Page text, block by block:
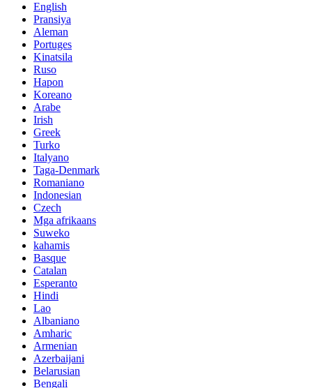
English
Pransiya
Aleman
Portuges
Kinatsila
Ruso
Hapon
Koreano
Arabe
Irish
Greek
Turko
Italyano
Taga-Denmark
Romaniano
Indonesian
Czech
Mga afrikaans
Suweko
kahamis
Basque
Catalan
Esperanto
Hindi
Lao
Albaniano
Amharic
Armenian
Azerbaijani
Belarusian
Bengali